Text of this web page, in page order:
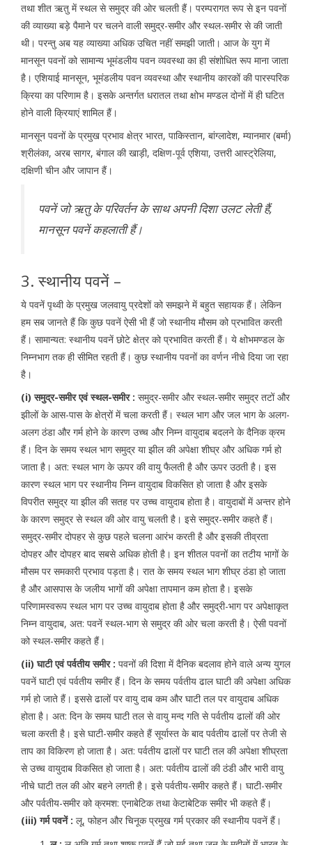
तथा शीत ऋतु में स्थल से समुद्र की ओर चलती हैं। परम्परागत रूप से इन पवनों
की व्याख्या बड़े पैमाने पर चलने वाली समुद्र-समीर और स्थल-समीर से की जाती
थी। परन्तु अब यह व्याख्या अधिक उचित नहीं समझी जाती। आज के युग में
मानसून पवनों को सामान्य भूमंडलीय पवन व्यवस्था का ही संशोधित रूप माना जाता
है। एशियाई मानसून, भूमंडलीय पवन व्यवस्था और स्थानीय कारकों की पारस्परिक
क्रिया का परिणाम है। इसके अन्तर्गत धरातल तथा क्षोभ मण्डल दोनों में ही घटित
होने वाली क्रियाएं शामिल हैं।
मानसून पवनों के प्रमुख प्रभाव क्षेत्र भारत, पाकिस्तान, बांग्लादेश, म्यानमार (बर्मा)
श्रीलंका, अरब सागर, बंगाल की खाड़ी, दक्षिण-पूर्व एशिया, उत्तरी आस्ट्रेलिया,
दक्षिणी चीन और जापान हैं।
पवनें जो ऋतु के परिवर्तन के साथ अपनी दिशा उलट लेती हैं,
मानसून पवनें कहलाती हैं।
3. स्थानीय पवनें –
ये पवनें पृथ्वी के प्रमुख जलवायु प्रदेशों को समझने में बहुत सहायक हैं। लेकिन
हम सब जानते हैं कि कुछ पवनें ऐसी भी हैं जो स्थानीय मौसम को प्रभावित करती
हैं। सामान्यत: स्थानीय पवनें छोटे क्षेत्र को प्रभावित करती हैं। ये क्षोभमण्डल के
निम्नभाग तक ही सीमित रहती हैं। कुछ स्थानीय पवनों का वर्णन नीचे दिया जा रहा
है।
(i) समुद्र-समीर एवं स्थल-समीर : समुद्र-समीर और स्थल-समीर समुद्र तटों और
झीलों के आस-पास के क्षेत्रों में चला करती हैं। स्थल भाग और जल भाग के अलग-
अलग ठंडा और गर्म होने के कारण उच्च और निम्न वायुदाब बदलने के दैनिक क्रम
हैं। दिन के समय स्थल भाग समुद्र या झील की अपेक्षा शीघ्र और अधिक गर्म हो
जाता है। अत: स्थल भाग के ऊपर की वायु फैलती है और ऊपर उठती है। इस
कारण स्थल भाग पर स्थानीय निम्न वायुदाब विकसित हो जाता है और इसके
विपरीत समुद्र या झील की सतह पर उच्च वायुदाब होता है। वायुदाबों में अन्तर होने
के कारण समुद्र से स्थल की ओर वायु चलती है। इसे समुद्र-समीर कहते हैं।
समुद्र-समीर दोपहर से कुछ पहले चलना आरंभ करती है और इसकी तीव्रता
दोपहर और दोपहर बाद सबसे अधिक होती है। इन शीतल पवनों का तटीय भागों के
मौसम पर समकारी प्रभाव पड़ता है। रात के समय स्थल भाग शीघ्र ठंडा हो जाता
है और आसपास के जलीय भागों की अपेक्षा तापमान कम होता है। इसके
परिणामस्वरूप स्थल भाग पर उच्च वायुदाब होता है और समुद्री-भाग पर अपेक्षाकृत
निम्न वायुदाब, अत: पवनें स्थल-भाग से समुद्र की ओर चला करती है। ऐसी पवनों
को स्थल-समीर कहते हैं।
(ii) घाटी एवं पर्वतीय समीर : पवनों की दिशा में दैनिक बदलाव होने वाले अन्य युगल
पवनें घाटी एवं पर्वतीय समीर हैं। दिन के समय पर्वतीय ढाल घाटी की अपेक्षा अधिक
गर्म हो जाते हैं। इससे ढालों पर वायु दाब कम और घाटी तल पर वायुदाब अधिक
होता है। अत: दिन के समय घाटी तल से वायु मन्द गति से पर्वतीय ढालों की ओर
चला करती है। इसे घाटी-समीर कहते हैं सूर्यास्त के बाद पर्वतीय ढालों पर तेजी से
ताप का विकिरण हो जाता है। अत: पर्वतीय ढालों पर घाटी तल की अपेक्षा शीघ्रता
से उच्च वायुदाब विकसित हो जाता है। अत: पर्वतीय ढालों की ठंडी और भारी वायु
नीचे घाटी तल की ओर बहने लगती है। इसे पर्वतीय-समीर कहते हैं। घाटी-समीर
और पर्वतीय-समीर को क्रमश: एनाबेटिक तथा केटाबेटिक समीर भी कहते हैं।
(iii) गर्म पवनें : लू, फोहन और चिनूक प्रमुख गर्म प्रकार की स्थानीय पवनें हैं।